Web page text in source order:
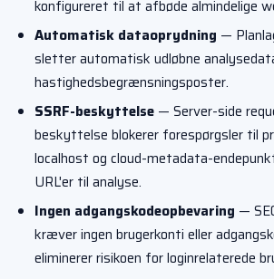
konfigureret til at afbøde almindelige
Automatisk dataoprydning —
sletter automatisk udløbne
hastighedsbegrænsningsposter.
SSRF-beskyttelse — Server-side
beskyttelse blokerer forespørgsler til
localhost og cloud-metadata-
URL'er til analyse.
Ingen adgangskodeopbevaring —
kræver ingen brugerkonti eller
eliminerer risikoen for loginrelaterede